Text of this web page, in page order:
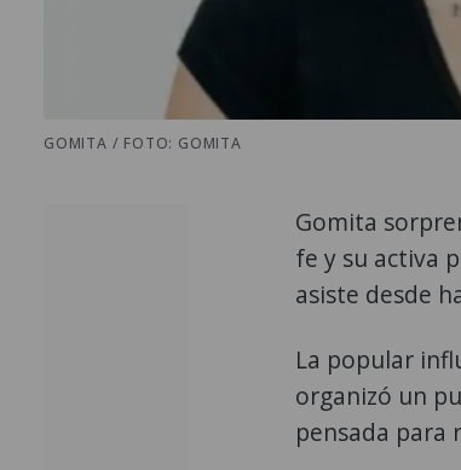
GOMITA / FOTO: GOMITA
Gomita
fe y su activa
asiste desde
La popular
organizó un
pensada para